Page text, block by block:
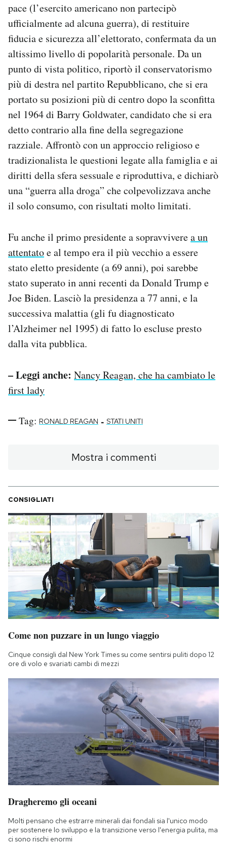
pace (l’esercito americano non partecipò
ufficialmente ad alcuna guerra), di restituire
fiducia e sicurezza all’elettorato, confermata da un
altissimo livello di popolarità personale. Da un
punto di vista politico, riportò il conservatorismo
più di destra nel partito Repubblicano, che si era
portato su posizioni più di centro dopo la sconfitta
nel 1964 di Barry Goldwater, candidato che si era
detto contrario alla fine della segregazione
razziale. Affrontò con un approccio religioso e
tradizionalista le questioni legate alla famiglia e ai
diritti della sfera sessuale e riproduttiva, e dichiarò
una “guerra alla droga” che colpevolizzava anche
il solo consumo, con risultati molto limitati.
Fu anche il primo presidente a sopravviverea un
attentatoe al tempo era il più vecchio a essere
stato eletto presidente (a 69 anni), poi sarebbe
stato superato in anni recenti da Donald Trump e
Joe Biden. Lasciò la presidenza a 77 anni, e la
successiva malattia (gli fu diagnosticato
l’Alzheimer nel 1995) di fatto lo escluse presto
dalla vita pubblica.
– Leggi anche: Nancy Reagan, che ha cambiato le
first lady
Tag: RONALD REAGAN - STATI UNITI
Mostra i commenti
CONSIGLIATI
Come non puzzare in un lungo viaggio
Cinque consigli dal New York Times su come sentirsi puliti dopo 12
ore di volo e svariati cambi di mezzi
Dragheremo gli oceani
Molti pensano che estrarre minerali dai fondali sia l'unico modo
per sostenere lo sviluppo e la transizione verso l'energia pulita, ma
ci sono rischi enormi